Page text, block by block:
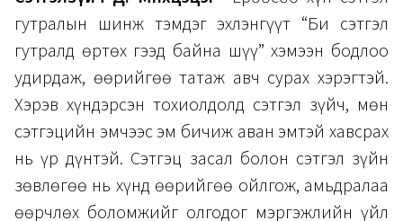
гутралын шинж тэмдэг эхлэнгүүт “Би сэтгэл
гутралд өртөх гээд байна шүү” хэмээн бодлоо
удирдаж, өөрийгөө татаж авч сурах хэрэгтэй.
Хэрэв хүндэрсэн тохиолдолд сэтгэл зүйч, мөн
сэтгэцийн эмчээс эм бичиж аван эмтэй хавсрах
нь үр дүнтэй. Сэтгэц засал болон сэтгэл зүйн
зөвлөгөө нь хүнд өөрийгөө ойлгож, амьдралаа
өөрчлөх боломжийг олгодог мэргэжлийн үйл